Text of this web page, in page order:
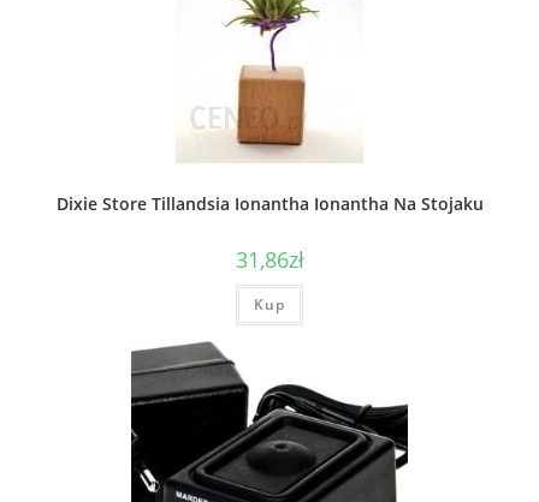
Dixie Store Tillandsia Ionantha Ionantha Na Stojaku
31,86zł
Kup